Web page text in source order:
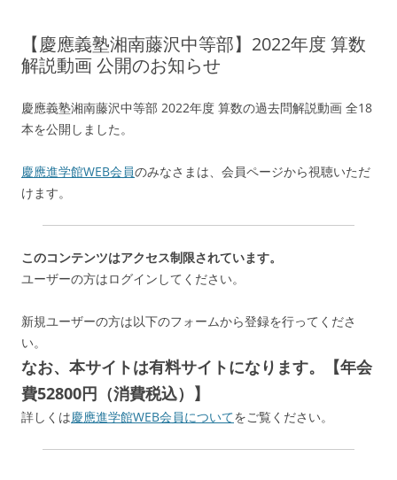
【慶應義塾湘南藤沢中等部】2022年度 算数
解説動画 公開のお知らせ
慶應義塾湘南藤沢中等部 2022年度 算数の過去問解説動画 全18
本を公開しました。
慶應進学館WEB会員のみなさまは、会員ページから視聴いただ
けます。
このコンテンツはアクセス制限されています。
ユーザーの方はログインしてください。
新規ユーザーの方は以下のフォームから登録を行ってくださ
い。
なお、本サイトは有料サイトになります。【年会
費52800円（消費税込）】
詳しくは慶應進学館WEB会員についてをご覧ください。